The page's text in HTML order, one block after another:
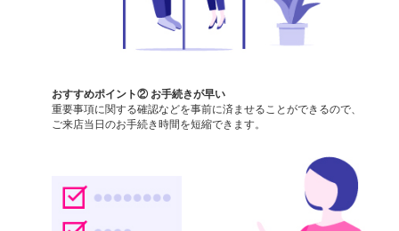
おすすめポイント② お手続きが早い
重要事項に関する確認などを事前に済ませることができるので、
ご来店当日のお手続き時間を短縮できます。